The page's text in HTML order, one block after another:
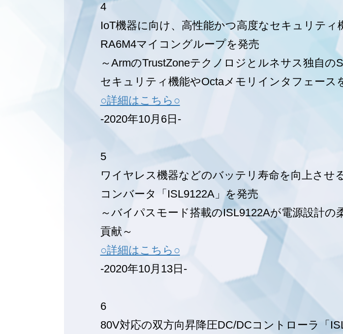
4
IoT機器に向け、高性能かつ高度なセキュリテ
RA6M4マイコングループを発売
～ArmのTrustZoneテクノロジとルネサス独自の
セキュリティ機能やOctaメモリインタフェース
○詳細はこちら○
-2020年10月6日-
5
ワイヤレス機器などのバッテリ寿命を向上させ
コンバータ「ISL9122A」を発売
～バイパスモード搭載のISL9122Aが電源設計
貢献～
○詳細はこちら○
-2020年10月13日-
6
80V対応の双方向昇降圧DC/DCコントローラ「